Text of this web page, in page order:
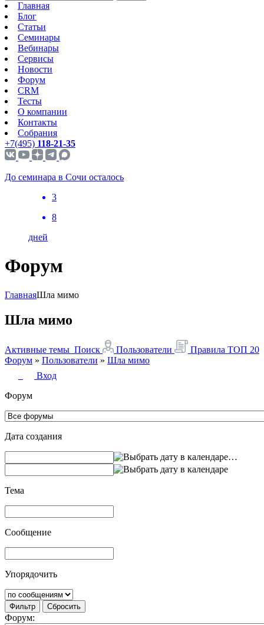
Главная
Блог
Статьи
Семинары
Вебинары
Сервисы
Новости
Форум
CRM
Тесты
О компании
Контакты
Собрания
+7(495) 118-21-35
До семинара в Сочи осталось
3
8
дней
Форум
ГлавнаяШла мимо
Шла мимо
Активные темы Поиск Пользователи Правила ТОП 20
Форум » Пользователи » Шла мимо
Вход
Форум
Дата создания
…
Тема
Сообщение
Упорядочить
Фильтр Сбросить
Форум: